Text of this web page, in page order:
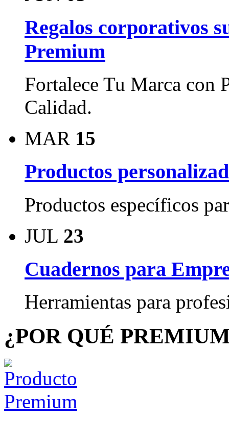
Regalos corporativos
Premium
Fortalece Tu Marca con
Calidad.
MAR 15
Productos
Productos específicos
JUL 23
Cuadernos para
Herramientas para
¿POR QUÉ